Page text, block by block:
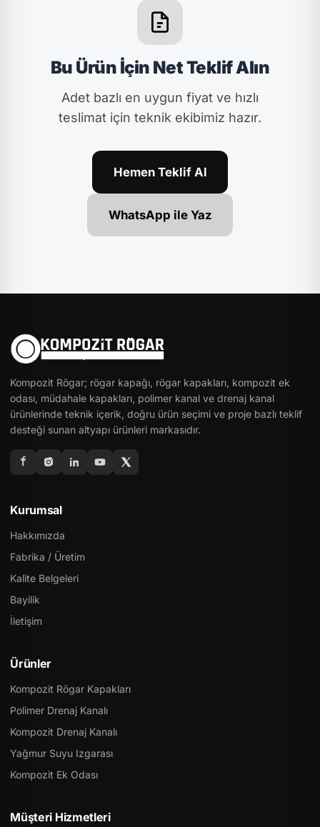
Bu Ürün İçin Net Teklif Alın
Adet bazlı en uygun fiyat ve hızlı
teslimat için teknik ekibimiz hazır.
Hemen Teklif Al
WhatsApp ile Yaz
Kompozit Rögar; rögar kapağı, rögar kapakları, kompozit ek
odası, müdahale kapakları, polimer kanal ve drenaj kanal
ürünlerinde teknik içerik, doğru ürün seçimi ve proje bazlı teklif
desteği sunan altyapı ürünleri markasıdır.
Kurumsal
Hakkımızda
Fabrika / Üretim
Kalite Belgeleri
Bayilik
İletişim
Ürünler
Kompozit Rögar Kapakları
Polimer Drenaj Kanalı
Kompozit Drenaj Kanalı
Yağmur Suyu Izgarası
Kompozit Ek Odası
Müşteri Hizmetleri